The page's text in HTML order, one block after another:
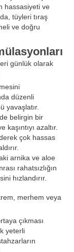
hassasiyeti ve
tüyleri tıraş
ve doğru
günlük olarak
düzenli
yavaşlatır.
belirgin bir
azaltır.
çok hassas
arnika ve aloe
rahatsızlığın
hızlandırır.
merhem veya
çıkması
yeterli